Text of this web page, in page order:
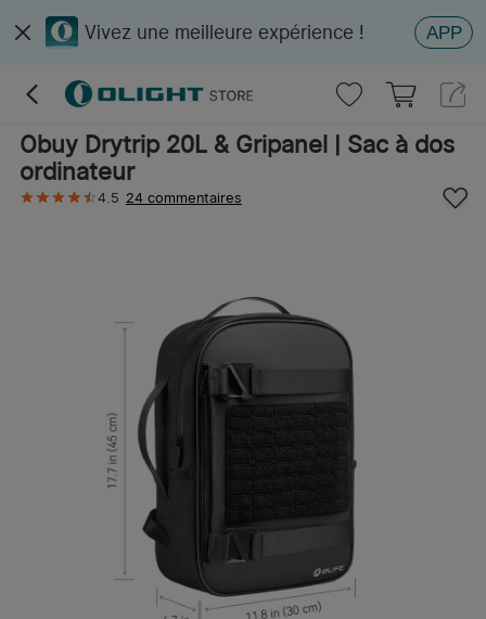
Vivez une meilleure expérience ! APP
Obuy Drytrip 20L & Gripanel | Sac à dos
ordinateur
4.5 24 commentaires